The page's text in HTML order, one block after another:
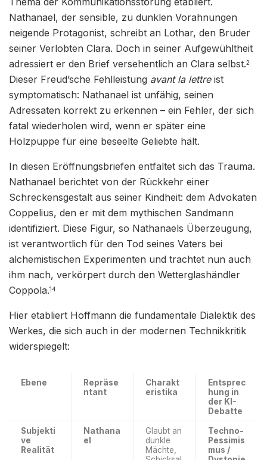
Nathanael, der sensible, zu dunklen Vorahnungen
neigende Protagonist, schreibt an Lothar, den Bruder
seiner Verlobten Clara. Doch in seiner Aufgewühltheit
adressiert er den Brief versehentlich an Clara selbst.2
Dieser Freud’sche Fehlleistung avant la lettreist
symptomatisch: Nathanael ist unfähig, seinen
Adressaten korrekt zu erkennen – ein Fehler, der sich
fatal wiederholen wird, wenn er später eine
Holzpuppe für eine beseelte Geliebte hält.
In diesen Eröffnungsbriefen entfaltet sich das Trauma.
Nathanael berichtet von der Rückkehr einer
Schreckensgestalt aus seiner Kindheit: dem Advokaten
Coppelius, den er mit dem mythischen Sandmann
identifiziert. Diese Figur, so Nathanaels Überzeugung,
ist verantwortlich für den Tod seines Vaters bei
alchemistischen Experimenten und trachtet nun auch
ihm nach, verkörpert durch den Wetterglashändler
Coppola.14
Hier etabliert Hoffmann die fundamentale Dialektik des
Werkes, die sich auch in der modernen Technikkritik
widerspiegelt:
Ebene
Repräse
ntant
Charakt
eristika
Entsprec
hung in
der KI-
Debatte
Subjekti
ve
Realität
Nathana
el
Glaubt an
dunkle
Mächte,
Techno-
Pessimis
mus /